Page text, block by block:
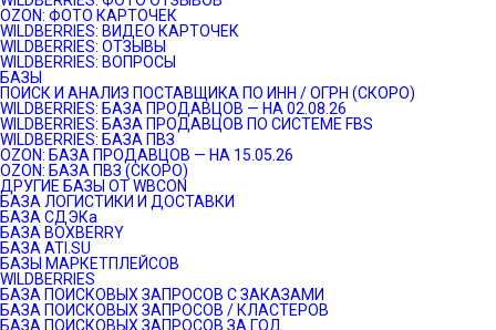
OZON: ФОТО КАРТОЧЕК
WILDBERRIES: ВИДЕО КАРТОЧЕК
WILDBERRIES: ОТЗЫВЫ
WILDBERRIES: ВОПРОСЫ
БАЗЫ
ПОИСК И АНАЛИЗ ПОСТАВЩИКА ПО ИНН / ОГРН (СКОРО)
WILDBERRIES: БАЗА ПРОДАВЦОВ — НА 02.08.26
WILDBERRIES: БАЗА ПРОДАВЦОВ ПО СИСТЕМЕ FBS
WILDBERRIES: БАЗА ПВЗ
OZON: БАЗА ПРОДАВЦОВ — НА 15.05.26
OZON: БАЗА ПВЗ (СКОРО)
ДРУГИЕ БАЗЫ ОТ WBCON
БАЗА ЛОГИСТИКИ И ДОСТАВКИ
БАЗА СДЭКа
БАЗА BOXBERRY
БАЗА ATI.SU
БАЗЫ МАРКЕТПЛЕЙСОВ
WILDBERRIES
БАЗА ПОИСКОВЫХ ЗАПРОСОВ С ЗАКАЗАМИ
БАЗА ПОИСКОВЫХ ЗАПРОСОВ / КЛАСТЕРОВ
БАЗА ПОИСКОВЫХ ЗАПРОСОВ ЗА ГОД